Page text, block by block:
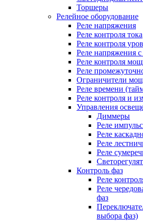
Торшеры
Релейное оборудование
Реле напряжения
Реле контроля тока
Реле контроля
Реле напряжения
Реле контроля
Реле
Ограничители
Реле времени
Реле контроля и
Управления
Диммеры
Реле
Реле
Реле
Реле
Контроль фаз
Реле
Реле
фаз
выбора фаз)